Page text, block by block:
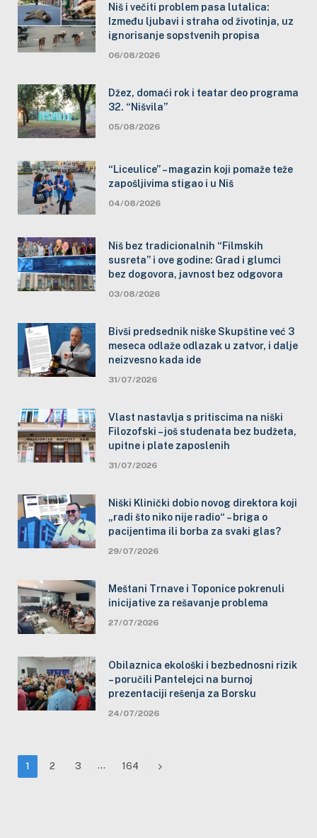
Niš i večiti problem pasa lutalica:
Između ljubavi i straha od životinja, uz
ignorisanje sopstvenih propisa
06/08/2026
Džez, domaći rok i teatar deo programa
32. “Nišvila”
05/08/2026
“Liceulice” – magazin koji pomaže teže
zapošljivima stigao i u Niš
04/08/2026
Niš bez tradicionalnih “Filmskih
susreta” i ove godine: Grad i glumci
bez dogovora, javnost bez odgovora
03/08/2026
Bivši predsednik niške Skupštine već 3
meseca odlaže odlazak u zatvor, i dalje
neizvesno kada ide
31/07/2026
Vlast nastavlja s pritiscima na niški
Filozofski – još studenata bez budžeta,
upitne i plate zaposlenih
31/07/2026
Niški Klinički dobio novog direktora koji
„radi što niko nije radio“ – briga o
pacijentima ili borba za svaki glas?
29/07/2026
Meštani Trnave i Toponice pokrenuli
inicijative za rešavanje problema
27/07/2026
Obilaznica ekološki i bezbednosni rizik
– poručili Pantelejci na burnoj
prezentaciji rešenja za Borsku
24/07/2026
1 2 3 … 164 Next